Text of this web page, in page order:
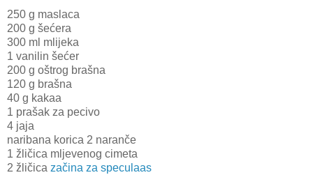
250 g maslaca
200 g šećera
300 ml mlijeka
1 vanilin šećer
200 g oštrog brašna
120 g brašna
40 g kakaa
1 prašak za pecivo
4 jaja
naribana korica 2 naranče
1 žličica mljevenog cimeta
2 žličica začina za speculaas